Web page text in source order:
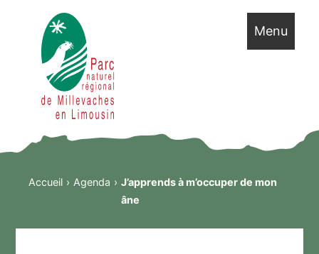
Menu
Accueil Agenda
J’apprends à m’occuper de mon
âne